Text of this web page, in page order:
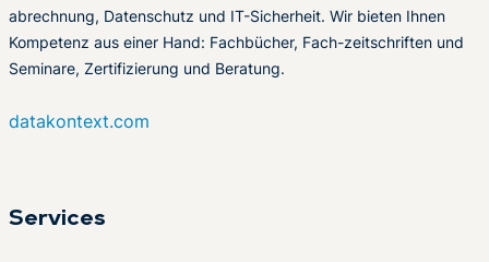
abrechnung, Datenschutz und IT-Sicherheit. Wir bieten Ihnen
Kompetenz aus einer Hand: Fachbücher, Fach-zeitschriften und
Seminare, Zertifizierung und Beratung.
datakontext.com
Services